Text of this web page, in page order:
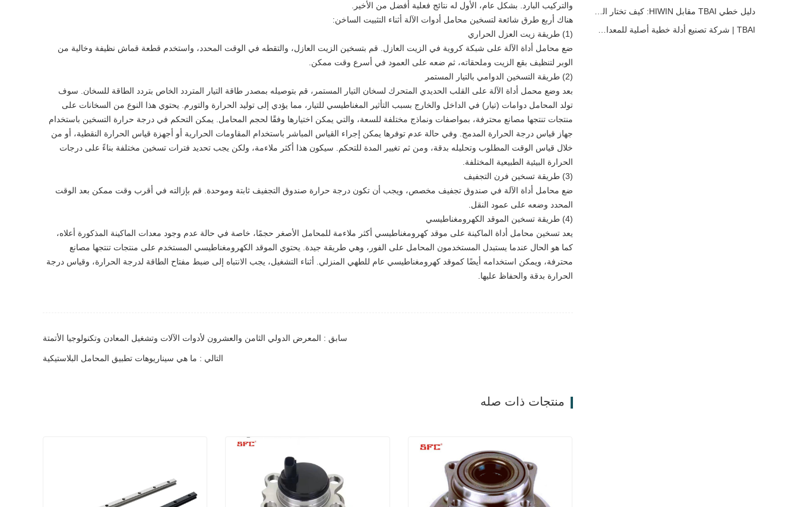
والتركيب البارد. بشكل عام، الأول له نتائج فعلية أفضل من الأخير.
هناك أربع طرق شائعة لتسخين محامل أدوات الآلة أثناء التثبيت الساخن:
(1) طريقة زيت العزل الحراري
ضع محامل أداة الآلة على شبكة كروية في الزيت العازل. قم بتسخين الزيت العازل، والتقطه في الوقت المحدد، واستخدم قطعة قماش نظيفة وخالية من
الوبر لتنظيف بقع الزيت وملحقاته، ثم ضعه على العمود في أسرع وقت ممكن.
(2) طريقة التسخين الدوامي بالتيار المستمر
بعد وضع محمل أداة الآلة على القلب الحديدي المتحرك لسخان التيار المستمر، قم بتوصيله بمصدر طاقة التيار المتردد الخاص بتردد الطاقة للسخان. سوف
تولد المحامل دوامات (تيار) في الداخل والخارج بسبب التأثير المغناطيسي للتيار، مما يؤدي إلى توليد الحرارة والتورم. يحتوي هذا النوع من السخانات على
منتجات تنتجها مصانع محترفة، بمواصفات ونماذج مختلفة للسعة، والتي يمكن اختيارها وفقًا لحجم المحامل. يمكن التحكم في درجة حرارة التسخين باستخدام
جهاز قياس درجة الحرارة المدمج. وفي حالة عدم توفرها يمكن إجراء القياس المباشر باستخدام المقاومات الحرارية أو أجهزة قياس الحرارة النقطية، أو من
خلال قياس الوقت المطلوب وتحليله بدقة، ومن ثم تغيير المدة للتحكم. سيكون هذا أكثر ملاءمة، ولكن يجب تحديد فترات تسخين مختلفة بناءً على درجات
الحرارة البيئية الطبيعية المختلفة.
(3) طريقة تسخين فرن التجفيف
ضع محامل أداة الآلة في صندوق تجفيف مخصص، ويجب أن تكون درجة حرارة صندوق التجفيف ثابتة وموحدة. قم بإزالته في أقرب وقت ممكن بعد الوقت
المحدد وضعه على عمود النقل.
(4) طريقة تسخين الموقد الكهرومغناطيسي
يعد تسخين محامل أداة الماكينة على موقد كهرومغناطيسي أكثر ملاءمة للمحامل الأصغر حجمًا، خاصة في حالة عدم وجود معدات الماكينة المذكورة أعلاه،
كما هو الحال عندما يستبدل المستخدمون المحامل على الفور، وهي طريقة جيدة. يحتوي الموقد الكهرومغناطيسي المستخدم على منتجات تنتجها مصانع
محترفة، ويمكن استخدامه أيضًا كموقد كهرومغناطيسي عام للطهي المنزلي. أثناء التشغيل، يجب الانتباه إلى ضبط مفتاح الطاقة لدرجة الحرارة، وقياس درجة
الحرارة بدقة والحفاظ عليها.
سابق : المعرض الدولي الثامن والعشرون لأدوات الآلات وتشغيل المعادن وتكنولوجيا الأتمتة
التالي : ما هي سيناريوهات تطبيق المحامل البلاستيكية
منتجات ذات صله
TBAI | شركة تصنيع أدلة خطية أصلية للمعدات الصناعية – توسع TBAI حلول الحركة الخطية المخصصة